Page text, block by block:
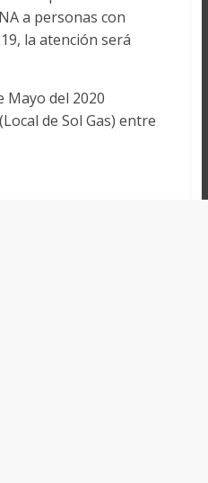
a personas con
la atención será
Mayo del 2020
de Sol Gas) entre